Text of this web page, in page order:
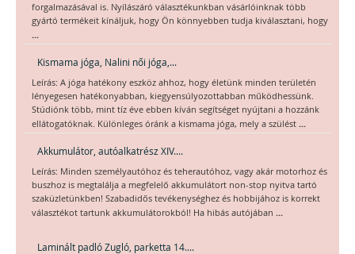
forgalmazásával is. Nyílászáró választékunkban vásárlóinknak több
gyártó termékeit kínáljuk, hogy Ön könnyebben tudja kiválasztani, hogy
...
Kismama jóga, Nalini női jóga,...
Leírás: A jóga hatékony eszköz ahhoz, hogy életünk minden területén
lényegesen hatékonyabban, kiegyensúlyozottabban működhessünk.
Stúdiónk több, mint tíz éve ebben kíván segítséget nyújtani a hozzánk
ellátogatóknak. Különleges óránk a kismama jóga, mely a szülést ...
Akkumulátor, autóalkatrész XIV....
Leírás: Minden személyautóhoz és teherautóhoz, vagy akár motorhoz és
buszhoz is megtalálja a megfelelő akkumulátort non-stop nyitva tartó
szaküzletünkben! Szabadidős tevékenységhez és hobbijához is korrekt
választékot tartunk akkumulátorokból! Ha hibás autójában ...
Laminált padló Zugló, parketta 14....